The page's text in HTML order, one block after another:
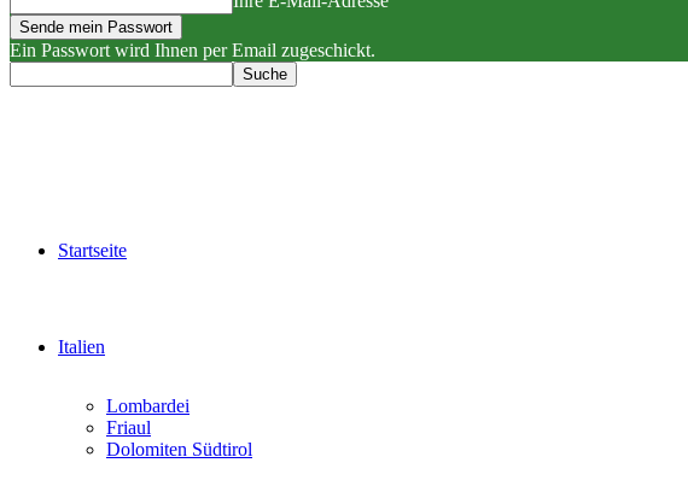
Ein Passwort wird Ihnen per Email zugeschickt.
Startseite
Italien
Lombardei
Friaul
Dolomiten Südtirol